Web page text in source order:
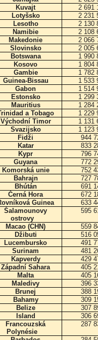
Kuvajt
2 691
Lotyšsko
2 231
Lesotho
2 130
Namibie
2 108
Makedonie
2 066
Slovinsko
2 005
Botswana
1 990
Kosovo
1 804
Gambie
1 782
Guinea-Bissau
1 533
Gabon
1 514
Estonsko
1 299
Mauritius
1 284
Trinidad a Tobago
1 229
Východní Timor
1 131
Svazijsko
1 123
Fidži
944
Katar
833
Kypr
796
Guyana
772
Komorská unie
752
Bahrajn
727
Bhútán
691
Černá Hora
672
Rovníková Guinea
633
Šalamounovy
ostrovy
595
Macao (CHN)
559
Džibuti
516
Lucembursko
491
Surinam
481
Kapverdy
429
Západní Sahara
405
Malta
405
Maledivy
396
Brunej
388
Bahamy
309
Belize
307
Island
306
Francouzská
Polynésie
287